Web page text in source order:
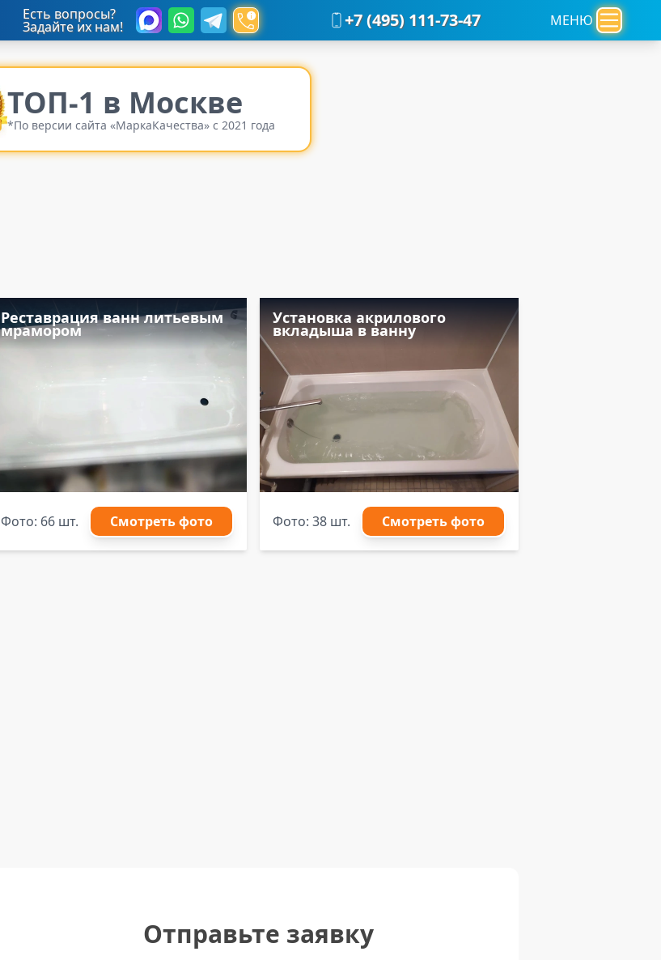
Есть вопросы?
Задайте их нам! +7 (495) 111-73-47 МЕНЮ
ТОП-1 в Москве
*По версии сайта «МаркаКачества» с 2021 года
Реставрация ванн литьевым
мрамором
Фото: 66 шт. Смотреть фото
Установка акрилового
вкладыша в ванну
Фото: 38 шт. Смотреть фото
Отправьте заявку